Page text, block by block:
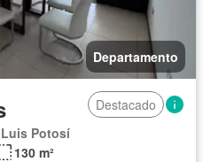
Departamento
Destacado
Potosí
130 m²